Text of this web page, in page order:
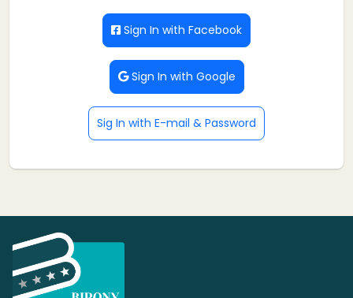
Sign In with Facebook
Sign In with Google
Sig In with E-mail & Password